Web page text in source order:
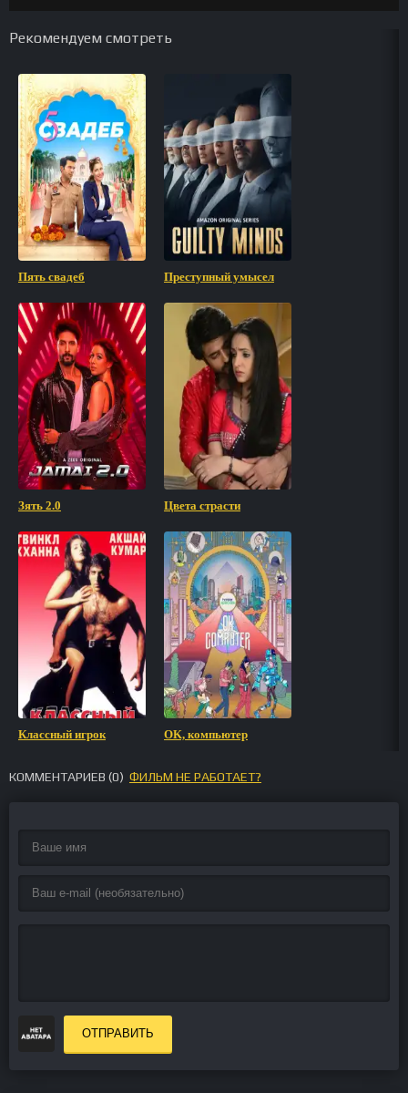
Рекомендуем смотреть
Пять свадеб Преступный умысел
Зять 2.0 Цвета страсти
Классный игрок OK, компьютер
КОММЕНТАРИЕВ (0) ФИЛЬМ НЕ РАБОТАЕТ?
ОТПРАВИТЬ